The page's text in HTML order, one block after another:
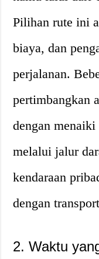
Pilihan rute ini
biaya, dan
perjalanan.
pertimbangkan
dengan
melalui jalur
kendaraan
dengan
2. Waktu